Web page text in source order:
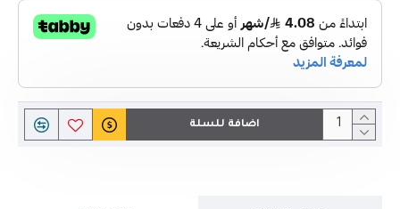
اضافة للسلة